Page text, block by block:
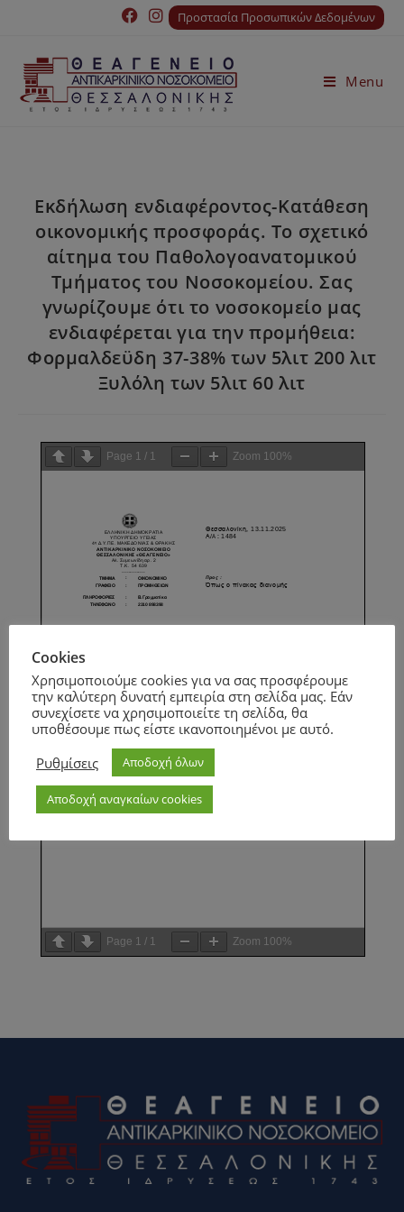
Προστασία Προσωπικών Δεδομένων
Menu
Εκδήλωση ενδιαφέροντος-Κατάθεση
οικονομικής προσφοράς. Το σχετικό
αίτημα του Παθολογοανατομικού
Τμήματος του Νοσοκομείου. Σας
γνωρίζουμε ότι το νοσοκομείο μας
ενδιαφέρεται για την προμήθεια:
Φορμαλδεϋδη 37-38% των 5λιτ 200 λιτ
Ξυλόλη των 5λιτ 60 λιτ
Page 1 / 1 Zoom 100%
Page 1 / 1 Zoom 100%
Cookies
Χρησιμοποιούμε cookies για να σας προσφέρουμε
την καλύτερη δυνατή εμπειρία στη σελίδα μας. Εάν
συνεχίσετε να χρησιμοποιείτε τη σελίδα, θα
υποθέσουμε πως είστε ικανοποιημένοι με αυτό.
Ρυθμίσεις
Αποδοχή όλων
Αποδοχή αναγκαίων cookies